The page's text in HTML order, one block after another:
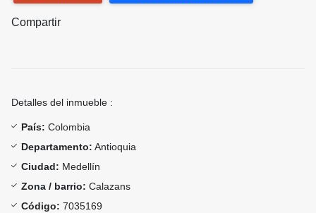
Compartir
Detalles del inmueble :
País: Colombia
Departamento: Antioquia
Ciudad: Medellín
Zona / barrio: Calazans
Código: 7035169